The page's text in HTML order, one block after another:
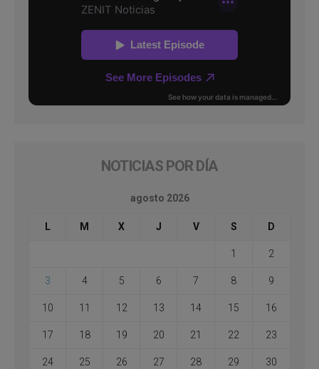
NOTICIAS POR DÍA
agosto 2026
L M X J V S D
1 2
3 4 5 6 7 8 9
10 11 12 13 14 15 16
17 18 19 20 21 22 23
24 25 26 27 28 29 30